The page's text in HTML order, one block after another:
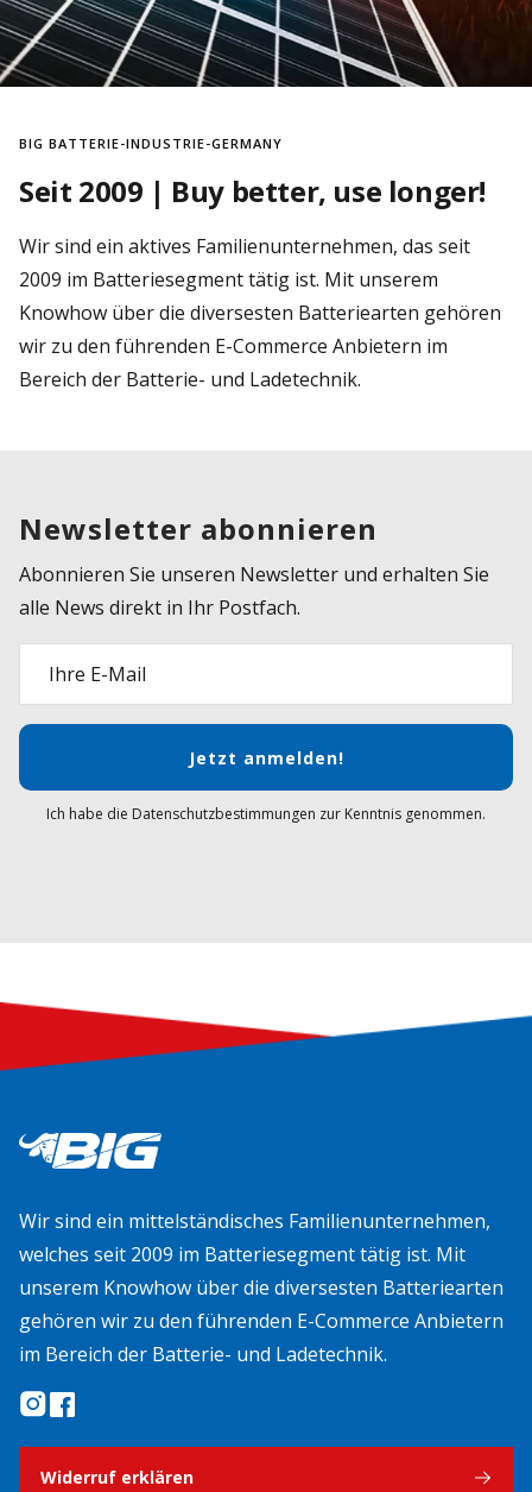
BIG BATTERIE-INDUSTRIE-GERMANY
Seit 2009 | Buy better, use longer!
Wir sind ein aktives Familienunternehmen, das seit
2009 im Batteriesegment tätig ist. Mit unserem
Knowhow über die diversesten Batteriearten gehören
wir zu den führenden E-Commerce Anbietern im
Bereich der Batterie- und Ladetechnik.
Newsletter abonnieren
Abonnieren Sie unseren Newsletter und erhalten Sie
alle News direkt in Ihr Postfach.
Ihre E-Mail
Jetzt anmelden!
Ich habe die Datenschutzbestimmungen zur Kenntnis genommen.
Wir sind ein mittelständisches Familienunternehmen,
welches seit 2009 im Batteriesegment tätig ist. Mit
unserem Knowhow über die diversesten Batteriearten
gehören wir zu den führenden E-Commerce Anbietern
im Bereich der Batterie- und Ladetechnik.
Widerruf erklären